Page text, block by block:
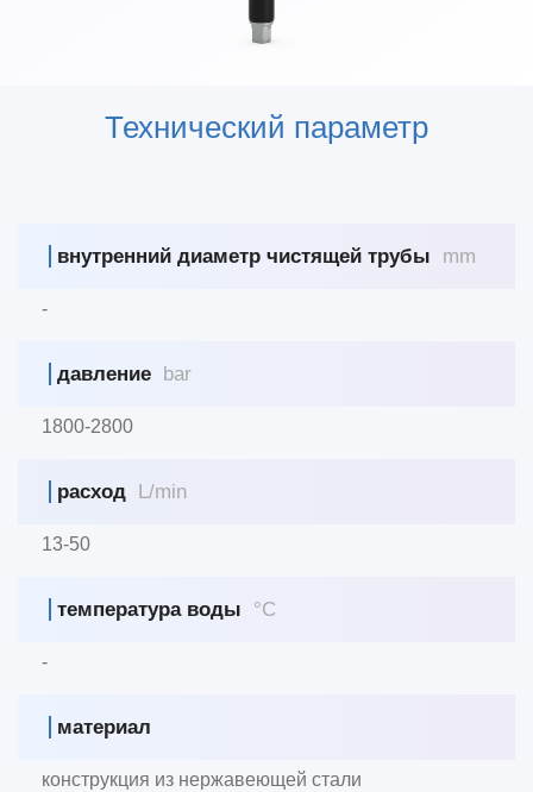
Технический параметр
внутренний диаметр чистящей трубы mm
-
давление bar
1800-2800
расход L/min
13-50
температура воды °C
-
материал
конструкция из нержавеющей стали